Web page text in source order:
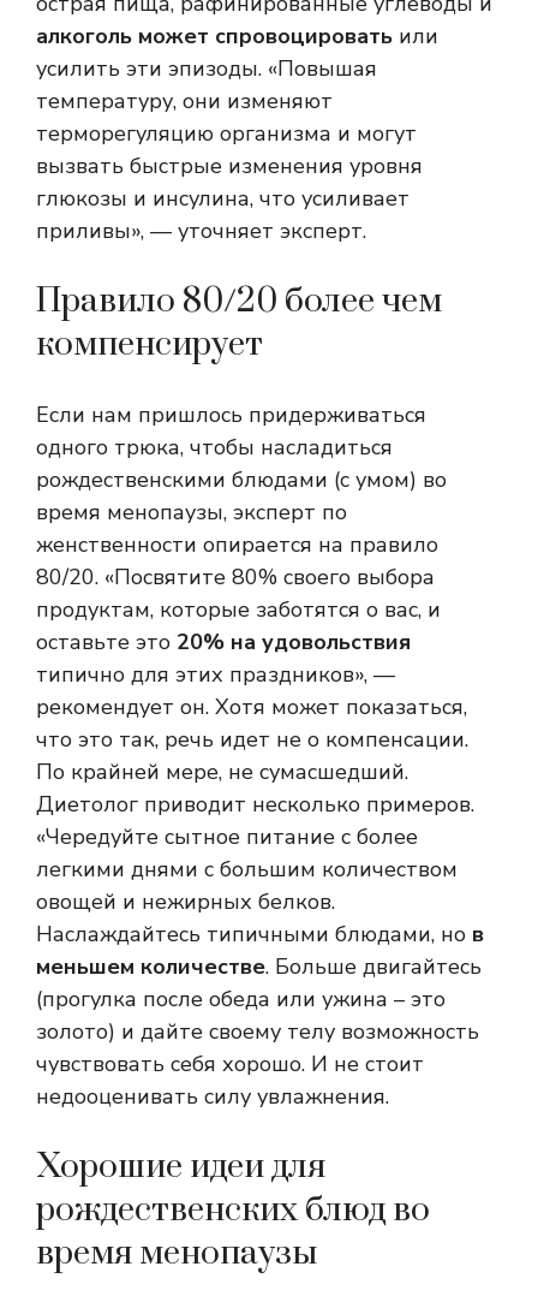
алкоголь может спровоцировать или
усилить эти эпизоды. «Повышая
температуру, они изменяют
терморегуляцию организма и могут
вызвать быстрые изменения уровня
глюкозы и инсулина, что усиливает
приливы», — уточняет эксперт.
Правило 80/20 более чем
компенсирует
Если нам пришлось придерживаться
одного трюка, чтобы насладиться
рождественскими блюдами (с умом) во
время менопаузы, эксперт по
женственности опирается на правило
80/20. «Посвятите 80% своего выбора
продуктам, которые заботятся о вас, и
оставьте это 20% на удовольствия
типично для этих праздников», —
рекомендует он. Хотя может показаться,
что это так, речь идет не о компенсации.
По крайней мере, не сумасшедший.
Диетолог приводит несколько примеров.
«Чередуйте сытное питание с более
легкими днями с большим количеством
овощей и нежирных белков.
Наслаждайтесь типичными блюдами, но в
меньшем количестве. Больше двигайтесь
(прогулка после обеда или ужина – это
золото) и дайте своему телу возможность
чувствовать себя хорошо. И не стоит
недооценивать силу увлажнения.
Хорошие идеи для
рождественских блюд во
время менопаузы